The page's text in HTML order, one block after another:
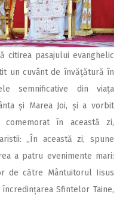
citirea pasajului evanghelic
un cuvânt de învățătură în
semnificative din viața
și Marea Joi, și a vorbit
în această zi,
„În această zi, spune
a patru evenimente mari:
de către Mântuitorul Iisus
Sfintelor Taine,